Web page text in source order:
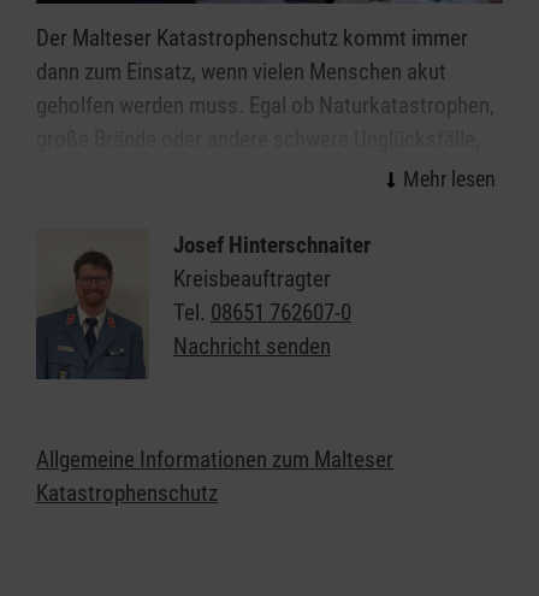
Der Malteser Katastrophenschutz kommt immer
dann zum Einsatz, wenn vielen Menschen akut
geholfen werden muss. Egal ob Naturkatastrophen,
die ehrenamtlichen Einsatzkräfte helfen bei allen
Rettungsdienst nicht ausreichen.
Organisiert in einzelnen Einsatzgruppen sind unsere
Helferinnen und Helfer Spezialisten in den Bereichen
Sanitätsdienst, Technik, Betreuung und
bereit sind, sich für ihre Mitmenschen zu
engagieren.
Josef Hinterschnaiter
Kreisbeauftragter
Tel. 08651 762607-0
Nachricht senden
Allgemeine Informationen zum Malteser
Katastrophenschutz